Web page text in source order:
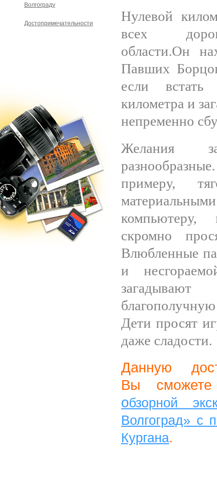
Нулевой
всех
области.Он
Павших
если
километра и
непременно
Желания
примеру,
компьютеру,
скромно
Влюбленные
и
Дети просят
даже сладости.
Данную
Вы
обзорной
Волгоград» с
Кургана.
Волгограду
Достопримечательности